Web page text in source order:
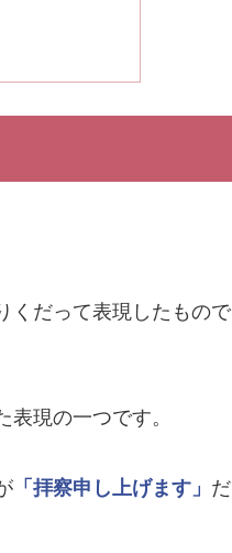
くだって表現したもので
現の一つです。
「拝察申し上げます」 だ